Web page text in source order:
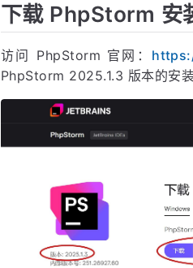
下载 PhpStorm 安
访问 PhpStorm 官网：
PhpStorm 2025.1.3 版本的安装